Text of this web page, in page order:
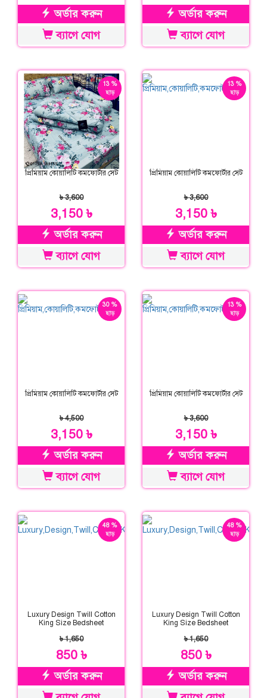
অর্ডার করুন
ব্যাগে যোগ
অর্ডার করুন
ব্যাগে যোগ
13 %
ছাড়
প্রিমিয়াম কোয়ালিটি কমফোর্টার সেট
৳ 3,600
3,150 ৳
অর্ডার করুন
ব্যাগে যোগ
13 %
ছাড়
প্রিমিয়াম কোয়ালিটি কমফোর্টার সেট
৳ 3,600
3,150 ৳
অর্ডার করুন
ব্যাগে যোগ
30 %
ছাড়
প্রিমিয়াম কোয়ালিটি কমফোর্টার সেট
৳ 4,500
3,150 ৳
অর্ডার করুন
ব্যাগে যোগ
13 %
ছাড়
প্রিমিয়াম কোয়ালিটি কমফোর্টার সেট
৳ 3,600
3,150 ৳
অর্ডার করুন
ব্যাগে যোগ
48 %
ছাড়
Luxury Design Twill Cotton
King Size Bedsheet
৳ 1,650
850 ৳
অর্ডার করুন
48 %
ছাড়
Luxury Design Twill Cotton
King Size Bedsheet
৳ 1,650
850 ৳
অর্ডার করুন